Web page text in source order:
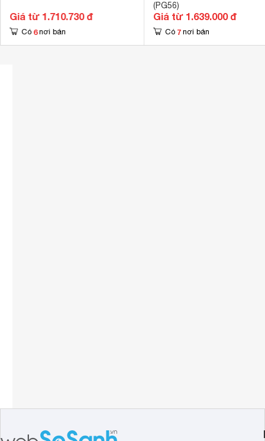
Giá từ 1.710.730 đ
Có 6 nơi bán
(PG56)
Giá từ 1.639.000 đ
Có 7 nơi bán